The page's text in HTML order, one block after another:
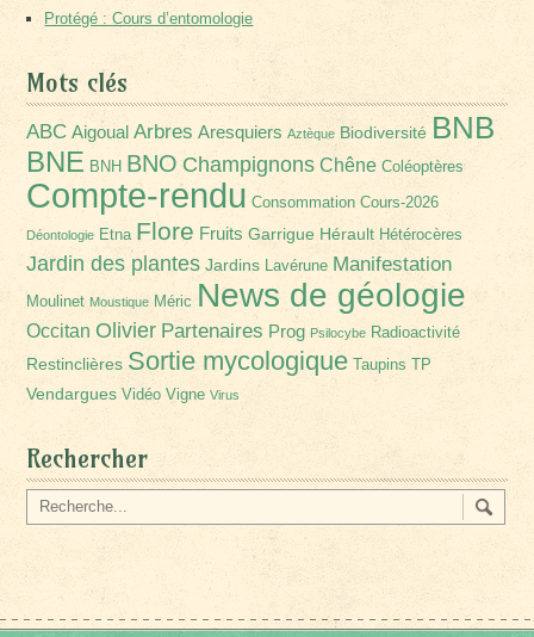
Protégé : Cours d’entomologie
Mots clés
ABC Aigoual Arbres Aresquiers Aztèque Biodiversité BNB
BNE BNH BNO Champignons Chêne Coléoptères
Compte-rendu Consommation Cours-2026
Déontologie Etna Flore Fruits Garrigue Hérault Hétérocères
Jardin des plantes Jardins Lavérune Manifestation
Moulinet Moustique Méric News de géologie
Occitan Olivier Partenaires Prog Psilocybe Radioactivité
Restinclières Sortie mycologique Taupins TP
Vendargues Vidéo Vigne Virus
Rechercher